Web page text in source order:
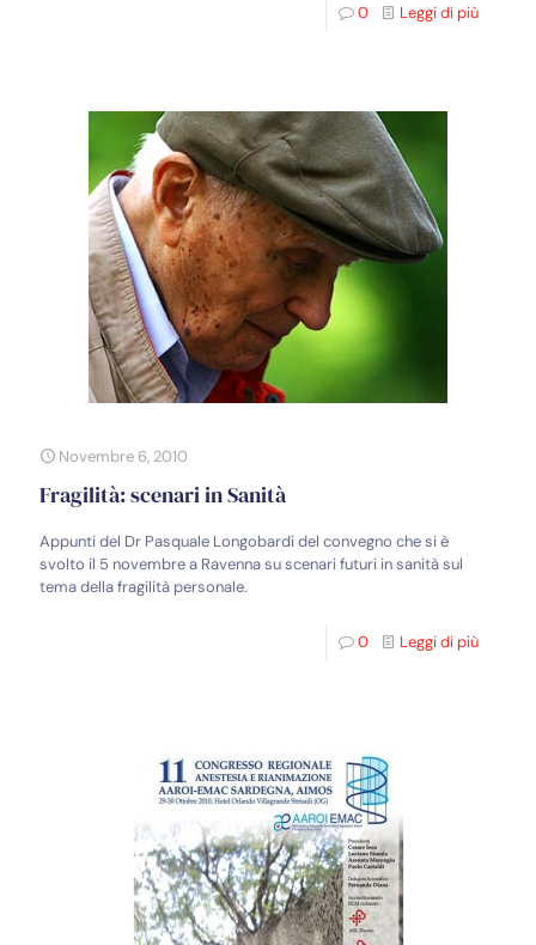
0 Leggi di più
Novembre 6, 2010
Fragilità: scenari in Sanità
Appunti del Dr Pasquale Longobardi del convegno che si è
svolto il 5 novembre a Ravenna su scenari futuri in sanità sul
tema della fragilità personale.
0 Leggi di più